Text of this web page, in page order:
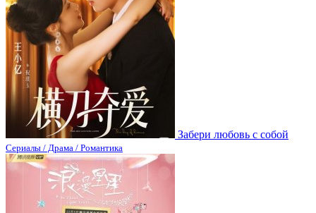
Забери любовь с собой
Сериалы / Драма / Романтика